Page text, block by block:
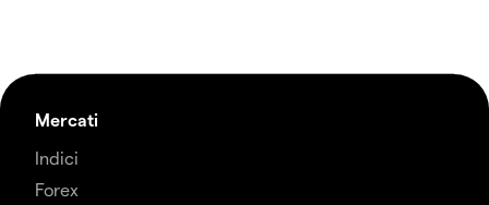
Mercati
Indici
Forex